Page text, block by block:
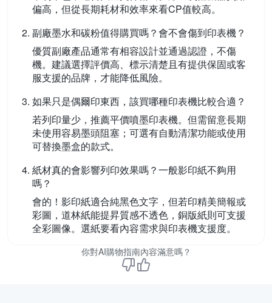
偏高，但從長期耗材和效率來看CP值較高。
副廠墨水和碳粉值得購買嗎？會不會傷到印表機？
優質副廠產品通常有相容設計並通過認證，不傷
機。建議選擇評價高、標示清楚且有提供保固或客
服支援的品牌，才能降低風險。
如果只是偶爾印東西，該買哪種印表機比較合適？
若列印量少，推薦平價噴墨印表機。但需留意長期
未使用容易墨頭阻塞；可選有自動清潔功能或使用
可替換墨盒的款式。
紙材真的會影響列印效果嗎？一般影印紙不夠用
嗎？
會的！影印紙適合純黑色文字，但若印精美簡報或
彩圖，道林紙能提昇質感不透色，銅版紙則可支援
全彩圖像。選紙要看內容需求與印表機支援度。
你對AI購物指南內容滿意嗎？